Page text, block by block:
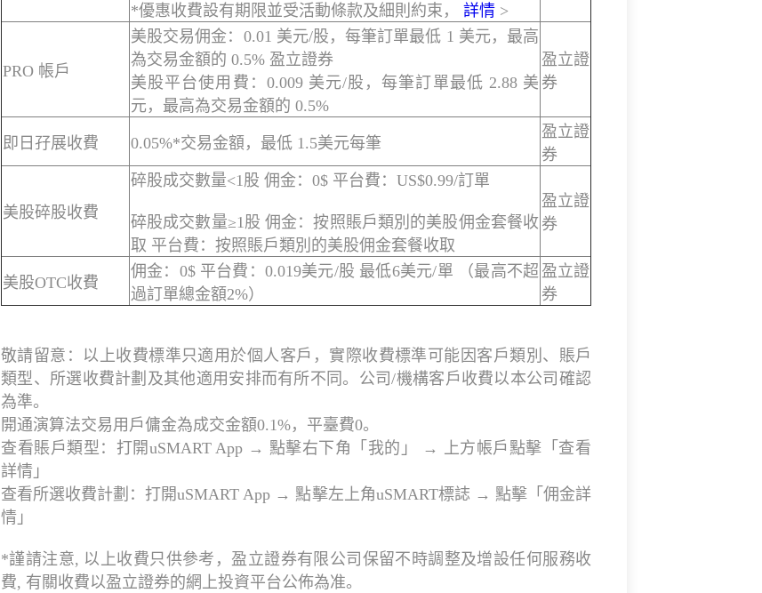
*優惠收費設有期限並受活動條款及細則約束， 詳情 >
PRO 帳戶
美股交易佣金：0.01 美元/股，每筆訂單最低 1 美元，最高
為交易金額的 0.5% 盈立證券
美股平台使用費：0.009 美元/股，每筆訂單最低 2.88 美
元，最高為交易金額的 0.5%
盈立證
券
即日孖展收費 0.05%*交易金額，最低 1.5美元每筆
盈立證
券
美股碎股收費
碎股成交數量<1股 佣金：0$ 平台費：US$0.99/訂單
碎股成交數量≥1股 佣金：按照賬戶類別的美股佣金套餐收
取 平台費：按照賬戶類別的美股佣金套餐收取
盈立證
券
美股OTC收費
佣金：0$ 平台費：0.019美元/股 最低6美元/單 （最高不超
過訂單總金額2%）
盈立證
券
敬請留意：以上收費標準只適用於個人客戶，實際收費標準可能因客戶類別、賬戶
類型、所選收費計劃及其他適用安排而有所不同。公司/機構客戶收費以本公司確認
為準。
開通演算法交易用戶傭金為成交金額0.1%，平臺費0。
查看賬戶類型：打開uSMART App → 點擊右下角「我的」 → 上方帳戶點擊「查看
詳情」
查看所選收費計劃：打開uSMART App → 點擊左上角uSMART標誌 → 點擊「佣金詳
情」
*謹請注意, 以上收費只供參考，盈立證券有限公司保留不時調整及增設任何服務收
費, 有關收費以盈立證券的網上投資平台公佈為准。